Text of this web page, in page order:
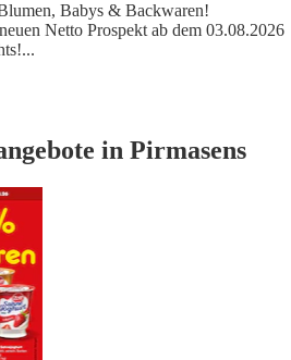
Babys & Backwaren!
Netto Prospekt ab dem 03.08.2026
...
in Pirmasens